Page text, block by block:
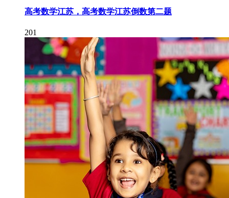
高考数学江苏，高考数学江苏倒数第二题
201